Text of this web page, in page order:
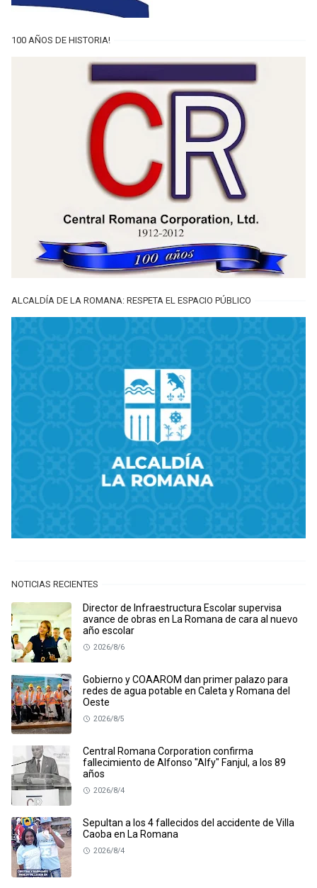
100 AÑOS DE HISTORIA!
ALCALDÍA DE LA ROMANA: RESPETA EL ESPACIO PÚBLICO
NOTICIAS RECIENTES
Director de Infraestructura Escolar supervisa
avance de obras en La Romana de cara al nuevo
año escolar
2026/8/6
Gobierno y COAAROM dan primer palazo para
redes de agua potable en Caleta y Romana del
Oeste
2026/8/5
Central Romana Corporation confirma
fallecimiento de Alfonso "Alfy" Fanjul, a los 89
años
2026/8/4
Sepultan a los 4 fallecidos del accidente de Villa
Caoba en La Romana
2026/8/4